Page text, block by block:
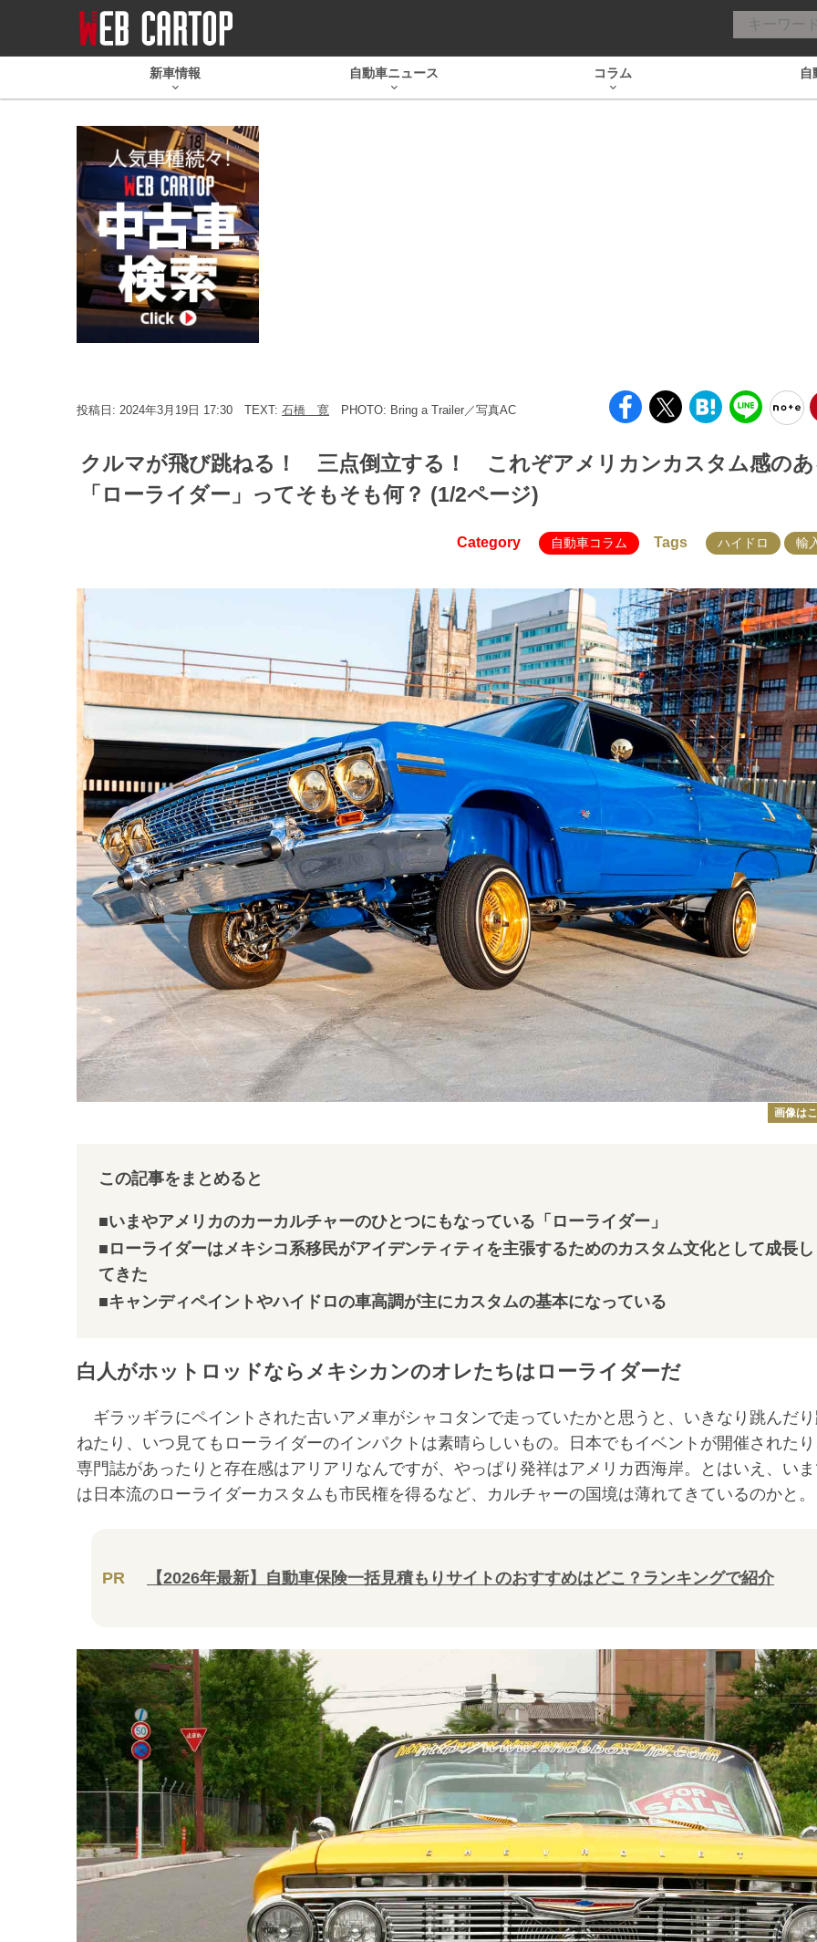
新車情報 自動車ニュース コラム 自
投稿日: 2024年3月19日 17:30 TEXT: 石橋 寛 PHOTO: Bring a Trailer／写真AC
クルマが飛び跳ねる！ 三点倒立する！ これぞアメリカンカスタム感の
「ローライダー」ってそもそも何？ (1/2ページ)
Category 自動車コラム Tags ハイドロ 輸
画像は
この記事をまとめると
■いまやアメリカのカーカルチャーのひとつにもなっている「ローライダー」
■ローライダーはメキシコ系移民がアイデンティティを主張するためのカスタム文化として成長し
てきた
■キャンディペイントやハイドロの車高調が主にカスタムの基本になっている
白人がホットロッドならメキシカンのオレたちはローライダーだ
ギラッギラにペイントされた古いアメ車がシャコタンで走っていたかと思うと、いきなり跳んだ
ねたり、いつ見てもローライダーのインパクトは素晴らしいもの。日本でもイベントが開催された
専門誌があったりと存在感はアリアリなんですが、やっぱり発祥はアメリカ西海岸。とはいえ、い
は日本流のローライダーカスタムも市民権を得るなど、カルチャーの国境は薄れてきているのかと。
PR 【2026年最新】自動車保険一括見積もりサイトのおすすめはどこ？ランキングで紹介